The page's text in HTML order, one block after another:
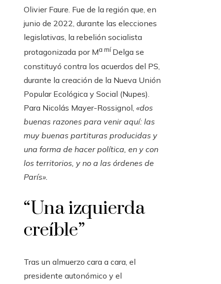
Olivier Faure. Fue de la región que, en
junio de 2022, durante las elecciones
legislativas, la rebelión socialista
protagonizada por Ma míDelga se
constituyó contra los acuerdos del PS,
durante la creación de la Nueva Unión
Popular Ecológica y Social (Nupes).
Para Nicolás Mayer-Rossignol, «dos
buenas razones para venir aquí: las
muy buenas partituras producidas y
una forma de hacer política, en y con
los territorios, y no a las órdenes de
París».
“Una izquierda
creíble”
Tras un almuerzo cara a cara, el
presidente autonómico y el